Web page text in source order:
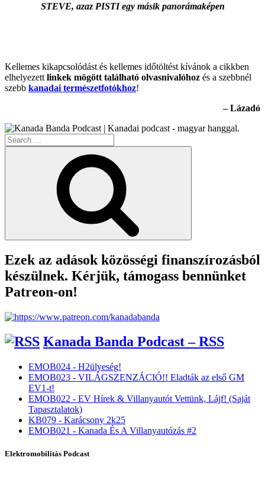
STEVE, azaz PISTI egy másik panorámaképen
Kellemes kikapcsolódást és kellemes időtöltést kívánok a cikkben
elhelyezett linkek mögött található olvasnivalóhoz és a szebbnél
szebb kanadai természetfotókhoz!
– Lázadó
Search
for:
Ezek az adások közösségi finanszírozásból
készülnek. Kérjük, támogass bennünket
Patreon-on!
Kanada Banda Podcast – RSS
EMOB024 - H2ülyeség!
EMOB023 - VILÁGSZENZÁCIÓ!! Eladták az első GM
EV1-t!
EMOB022 - EV Hírek & Villanyautót Vettünk, Lájf! (Saját
Tapasztalatok)
KB079 - Karácsony 2k25
EMOB021 - Kanada És A Villanyautózás #2
Elektromobilitás Podcast